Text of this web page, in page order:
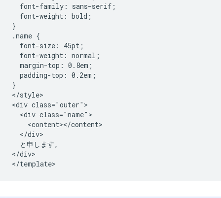
  font-family: sans-serif;
  font-weight: bold;
}
.name {
  font-size: 45pt;
  font-weight: normal;
  margin-top: 0.8em;
  padding-top: 0.2em;
}
</style>
<div class="outer">
  <div class="name">
    <content></content>
  </div>
  と申します。
</div>